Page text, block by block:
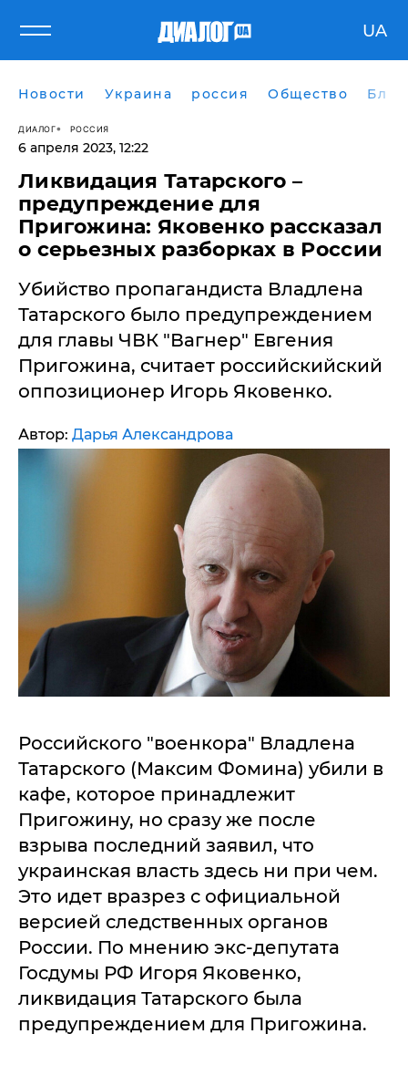
UA
Новости Украина россия Общество
ДИАЛОГ РОССИЯ
6 апреля 2023, 12:22
Ликвидация Татарского –
предупреждение для
Пригожина: Яковенко рассказал
о серьезных разборках в России
Убийство пропагандиста Владлена
Татарского было предупреждением
для главы ЧВК "Вагнер" Евгения
Пригожина, считает российскийский
оппозиционер Игорь Яковенко.
Автор: Дарья Александрова
Российского "военкора" Владлена
Татарского (Максим Фомина) убили в
кафе, которое принадлежит
Пригожину, но сразу же после
взрыва последний заявил, что
украинская власть здесь ни при чем.
Это идет вразрез с официальной
версией следственных органов
России. По мнению экс-депутата
Госдумы РФ Игоря Яковенко,
ликвидация Татарского была
предупреждением для Пригожина.